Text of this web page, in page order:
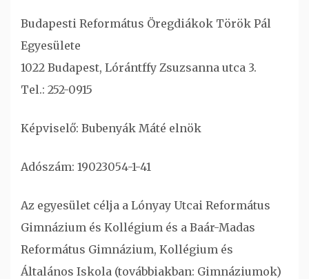
Budapesti Református Öregdiákok Török Pál
Egyesülete
1022 Budapest, Lórántffy Zsuzsanna utca 3.
Tel.: 252-0915
Képviselő: Bubenyák Máté elnök
Adószám: 19023054-1-41
Az egyesület célja a Lónyay Utcai Református
Gimnázium és Kollégium és a Baár-Madas
Református Gimnázium, Kollégium és
Általános Iskola (továbbiakban: Gimnáziumok)